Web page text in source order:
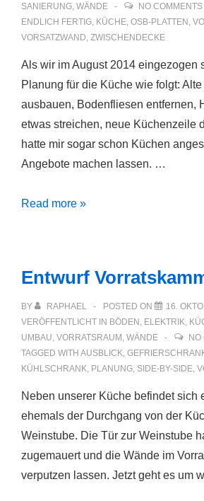
SANIERUNG, WÄNDE NO COMMENTS
ENDLICH FERTIG, KÜCHE, OSB-PLATTEN ,
VORSATZWAND, ZWISCHENDECKE
Als wir im August 2014 eingezogen
Planung für die Küche wie folgt:
ausbauen, Bodenfliesen entfernen,
etwas streichen, neue Küchenzeile
hatte mir sogar schon Küchen
Angebote machen lassen. …
1000
Read more »
Entwurf
BY RAPHAEL POSTED ON
16.
VERÖFFENTLICHT IN BÖDEN , ELEKTRIK,
UMBAU, VORRATSRAUM , WÄNDE
NO
TAGGED WITH AUSBLICK,
KÜHLSCHRANK, PLANUNG, SIDE-BY-SIDE,
Neben unserer Küche befindet sich
ehemals der Durchgang von der
Weinstube. Die Tür zur Weinstube
zugemauert und die Wände im
verputzen lassen. Jetzt geht es um